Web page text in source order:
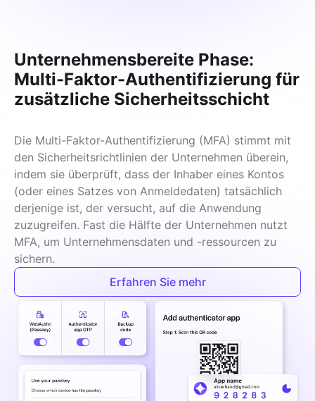
Unternehmensbereite Phase:
Multi-Faktor-Authentifizierung für
zusätzliche Sicherheitsschicht
Die Multi-Faktor-Authentifizierung (MFA) stimmt mit
den Sicherheitsrichtlinien der Unternehmen überein,
indem sie überprüft, dass der Inhaber eines Kontos
(oder eines Satzes von Anmeldedaten) tatsächlich
derjenige ist, der versucht, auf die Anwendung
zuzugreifen. Fast die Hälfte der Unternehmen nutzt
MFA, um Unternehmensdaten und -ressourcen zu
sichern.
Erfahren Sie mehr